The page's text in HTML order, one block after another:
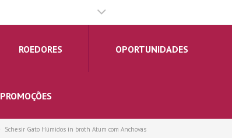
ROEDORES OPORTUNIDADES
PROMOÇÕES
Schesir Gato Húmidos in broth Atum com Anchovas